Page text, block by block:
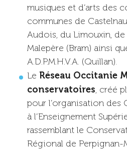
musiques et d’arts des
communes de
Audois, du Limouxin, de
Malepère (Bram) ainsi
A.D.P.M.H.V.A. (Quillan).
Le Réseau Occitanie
conservatoires, créé
pour l’organisation des
à l’Enseignement
rassemblant le
Régional de Perpignan-